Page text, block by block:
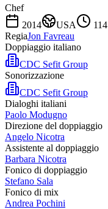
Chef
2014
USA 114
RegiaJon Favreau
Doppiaggio italiano
CDC Sefit Group
Sonorizzazione
CDC Sefit Group
Dialoghi italiani
Paolo Modugno
Direzione del doppiaggio
Angelo Nicotra
Assistente al doppiaggio
Barbara Nicotra
Fonico di doppiaggio
Stefano Sala
Fonico di mix
Andrea Pochini